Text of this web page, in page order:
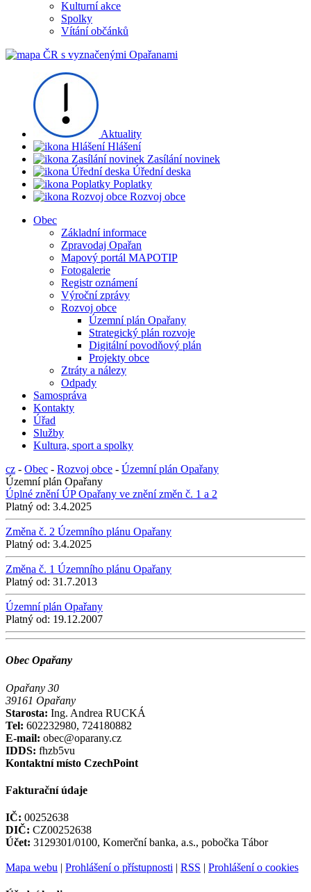
Kulturní akce
Spolky
Vítání občánků
Aktuality
Hlášení
Zasílání novinek
Úřední deska
Poplatky
Rozvoj obce
Obec
Základní informace
Zpravodaj Opařan
Mapový portál MAPOTIP
Fotogalerie
Registr oznámení
Výroční zprávy
Rozvoj obce
Územní plán Opařany
Strategický plán rozvoje
Digitální povodňový plán
Projekty obce
Ztráty a nálezy
Odpady
Samospráva
Kontakty
Úřad
Služby
Kultura, sport a spolky
cz - Obec - Rozvoj obce - Územní plán Opařany
Územní plán Opařany
Úplné znění ÚP Opařany ve znění změn č. 1 a 2
Platný od: 3.4.2025
Změna č. 2 Územního plánu Opařany
Platný od: 3.4.2025
Změna č. 1 Územního plánu Opařany
Platný od: 31.7.2013
Územní plán Opařany
Platný od: 19.12.2007
Obec Opařany
Opařany 30
39161 Opařany
Starosta: Ing. Andrea RUCKÁ
Tel: 602232980, 724180882
E-mail: obec@oparany.cz
IDDS: fhzb5vu
Kontaktní místo CzechPoint
Fakturační údaje
IČ: 00252638
DIČ: CZ00252638
Účet: 3129301/0100, Komerční banka, a.s., pobočka Tábor
Mapa webu | Prohlášení o přístupnosti | RSS | Prohlášení o cookies